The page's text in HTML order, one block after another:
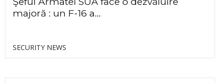
majoră : un F-16 a...
SECURITY NEWS